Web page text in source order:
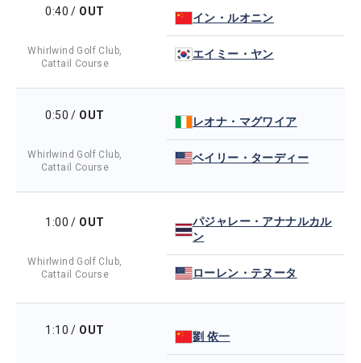
0:40 / OUT
Whirlwind Golf Club,
Cattail Course
イン・ルオニン
エイミー・ヤン
0:50 / OUT
Whirlwind Golf Club,
Cattail Course
レオナ・マグワイア
ベイリー・ターディー
1:00 / OUT
Whirlwind Golf Club,
Cattail Course
パジャレー・アナナルカル
ン
ローレン・テヌータ
1:10 / OUT 劉 依一